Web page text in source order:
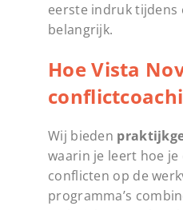
eerste indruk tijdens
belangrijk.
Hoe Vista
Wij bieden
waarin je leert hoe
conflicten op de
programma’s